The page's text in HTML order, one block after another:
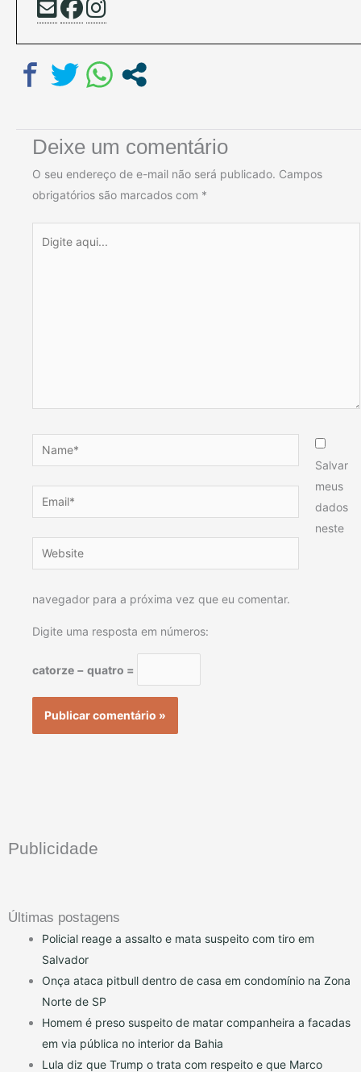
Deixe um comentário
O seu endereço de e-mail não será publicado. Campos
obrigatórios são marcados com *
aqui...
Name*
Email*
Website
Salvar
meus
dados
neste
navegador para a próxima vez que eu comentar.
Digite uma resposta em números:
catorze − quatro =
Publicidade
Últimas postagens
Policial reage a assalto e mata suspeito com tiro em
Salvador
Onça ataca pitbull dentro de casa em condomínio na Zona
Norte de SP
Homem é preso suspeito de matar companheira a facadas
em via pública no interior da Bahia
Lula diz que Trump o trata com respeito e que Marco